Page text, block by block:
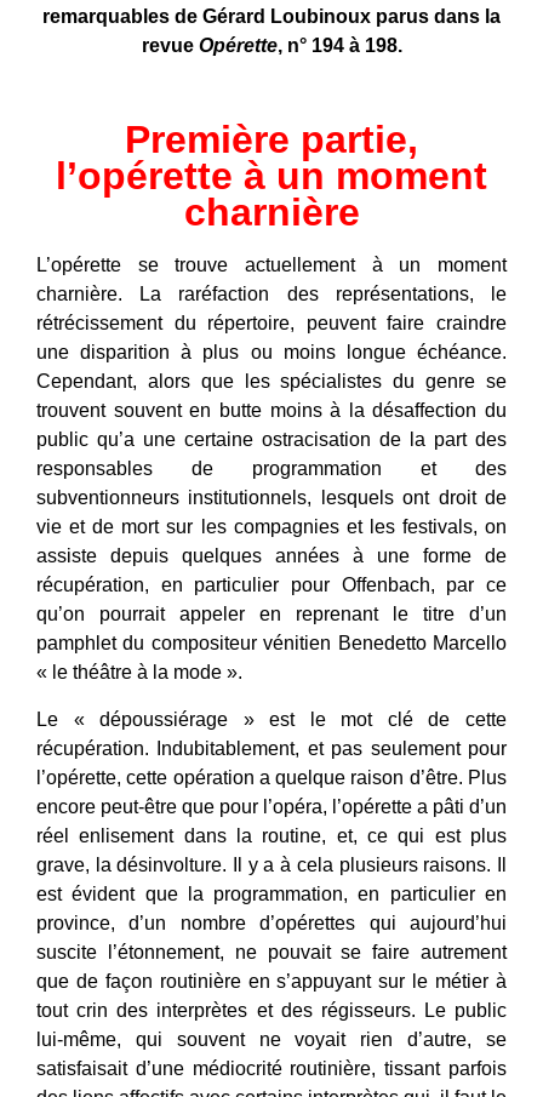
remarquables de Gérard Loubinoux parus dans la
revue Opérette, n° 194 à 198.
Première partie,
l’opérette à un moment
charnière
L’opérette se trouve actuellement à un moment
charnière. La raréfaction des représentations, le
rétrécissement du répertoire, peuvent faire craindre
une disparition à plus ou moins longue échéance.
Cependant, alors que les spécialistes du genre se
trouvent souvent en butte moins à la désaffection du
public qu’a une certaine ostracisation de la part des
responsables de programmation et des
subventionneurs institutionnels, lesquels ont droit de
vie et de mort sur les compagnies et les festivals, on
assiste depuis quelques années à une forme de
récupération, en particulier pour Offenbach, par ce
qu’on pourrait appeler en reprenant le titre d’un
pamphlet du compositeur vénitien Benedetto Marcello
« le théâtre à la mode ».
Le « dépoussiérage » est le mot clé de cette
récupération. Indubitablement, et pas seulement pour
l’opérette, cette opération a quelque raison d’être. Plus
encore peut-être que pour l’opéra, l’opérette a pâti d’un
réel enlisement dans la routine, et, ce qui est plus
grave, la désinvolture. Il y a à cela plusieurs raisons. Il
est évident que la programmation, en particulier en
province, d’un nombre d’opérettes qui aujourd’hui
suscite l’étonnement, ne pouvait se faire autrement
que de façon routinière en s’appuyant sur le métier à
tout crin des interprètes et des régisseurs. Le public
lui-même, qui souvent ne voyait rien d’autre, se
satisfaisait d’une médiocrité routinière, tissant parfois